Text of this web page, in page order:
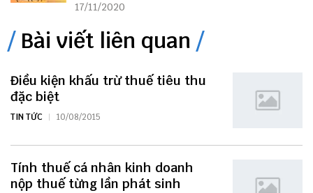
17/11/2020
Bài viết liên quan
Điều kiện khấu trừ thuế tiêu thu
đặc biệt
TIN TỨC 10/08/2015
Tính thuế cá nhân kinh doanh
nộp thuế từng lần phát sinh